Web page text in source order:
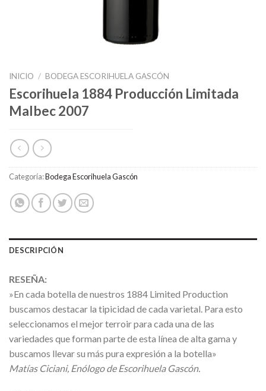
INICIO / BODEGA ESCORIHUELA GASCÓN
Escorihuela 1884 Producción Limitada
Malbec 2007
Categoría:Bodega Escorihuela Gascón
DESCRIPCIÓN
RESEÑA:
»En cada botella de nuestros 1884 Limited Production
buscamos destacar la tipicidad de cada varietal. Para esto
seleccionamos el mejor terroir para cada una de las
variedades que forman parte de esta línea de alta gama y
buscamos llevar su más pura expresión a la botella»
Matías Ciciani, Enólogo de Escorihuela Gascón.